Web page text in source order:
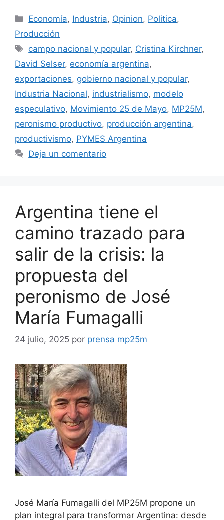
Economía, Industria, Opinion, Politica,
Producción
campo nacional y popular, Cristina Kirchner,
David Selser, economía argentina,
exportaciones, gobierno nacional y popular,
Industria Nacional, industrialismo, modelo
especulativo, Movimiento 25 de Mayo, MP25M,
peronismo productivo, producción argentina,
productivismo, PYMES Argentina
Deja un comentario
Argentina tiene el
camino trazado para
salir de la crisis: la
propuesta del
peronismo de José
María Fumagalli
24 julio, 2025 por prensa mp25m
José María Fumagalli del MP25M propone un
plan integral para transformar Argentina: desde